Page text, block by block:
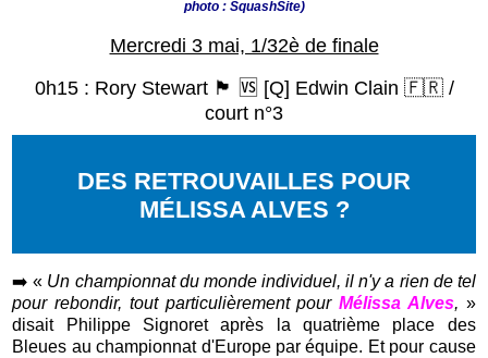
photo : SquashSite)
Mercredi 3 mai, 1/32è de finale
0h15 : Rory Stewart 🏴󠁧󠁢󠁳󠁣󠁴󠁿 🆚 [Q] Edwin Clain 🇫🇷 /
court n°3
DES RETROUVAILLES POUR
MÉLISSA ALVES ?
➡️« Un championnat du monde individuel, il n'y a rien de tel
pour rebondir, tout particulièrement pourMélissa Alves, »
disait Philippe Signoret après la quatrième place des
Bleues au championnat d'Europe par équipe. Et pour cause